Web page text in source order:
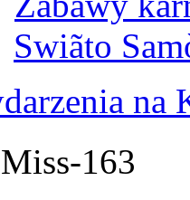
Swiãto
na
163